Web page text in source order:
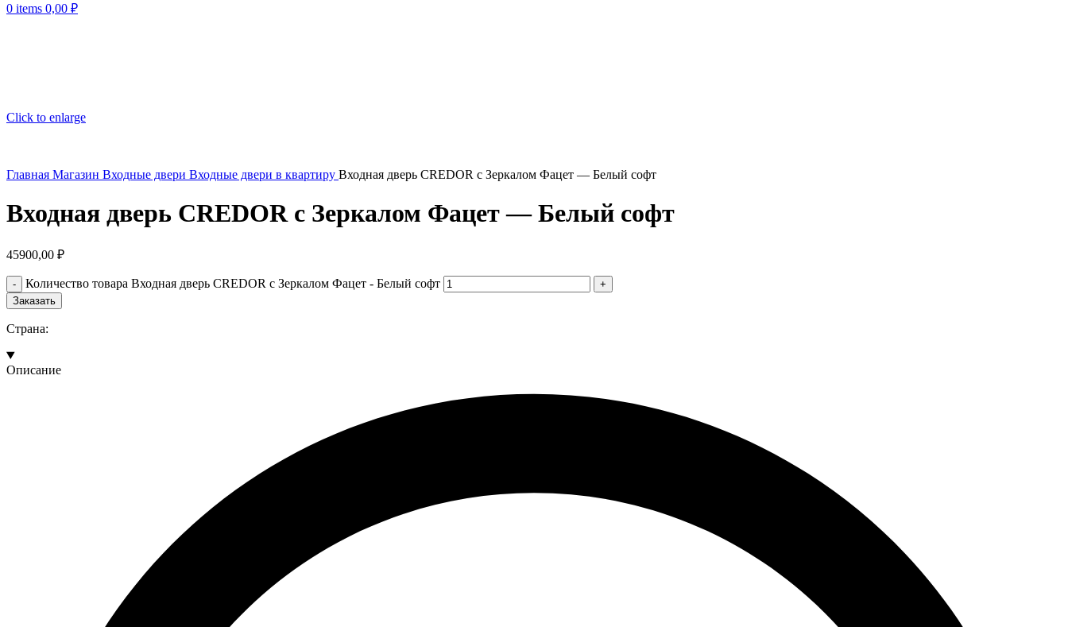
0 items 0,00 ₽
Click to enlarge
Главная Магазин Входные двери Входные двери в квартиру Входная дверь CREDOR с Зеркалом Фацет — Белый софт
Входная дверь CREDOR с Зеркалом Фацет — Белый софт
45900,00 ₽
Количество товара Входная дверь CREDOR с Зеркалом Фацет - Белый софт
Заказать
Страна:
Описание